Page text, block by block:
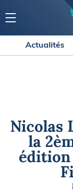
Actualités
Nicolas
la
édition